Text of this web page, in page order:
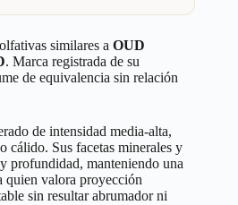
similares a OUD
. Marca registrada de su
de equivalencia sin relación
de intensidad media-alta,
cálido. Sus facetas minerales y
profundidad, manteniendo una
quien valora proyección
sin resultar abrumador ni